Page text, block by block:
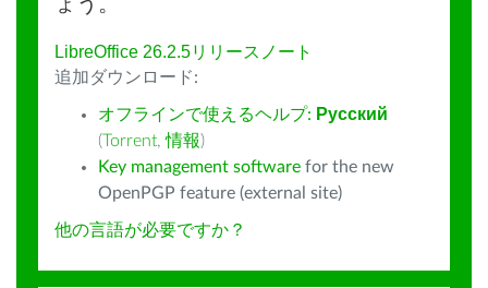
LibreOffice 26.2.5リリースノート
追加ダウンロード:
オフラインで使えるヘルプ: Русский
(Torrent,情報)
Key management software for the new
OpenPGP feature (external site)
他の言語が必要ですか？